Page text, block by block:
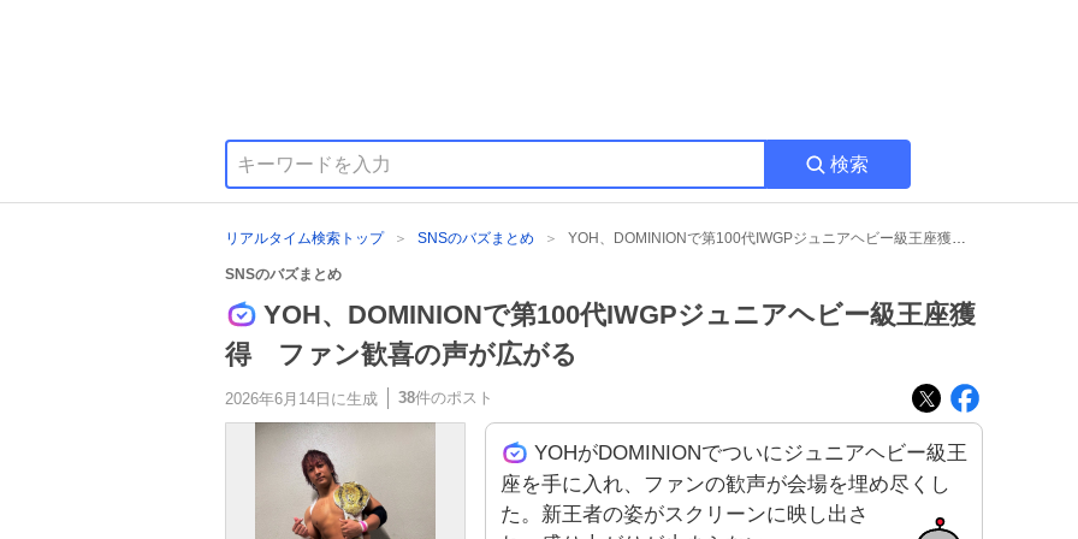
検索
リアルタイム検索トップ SNSのバズまとめ YOH、DOMINIONで第100代IWGPジュニアヘビー級王座獲得 ファン歓喜の声が広がる
SNSのバズまとめ
YOH、DOMINIONで第100代IWGPジュニアヘビー級王座獲
得 ファン歓喜の声が広がる
2026年6月14日 に生成 38件のポスト
YOHがDOMINIONでついにジュニアヘビー級王
座を手に入れ、ファンの歓声が会場を埋め尽くし
た。新王者の姿がスクリーンに映し出さ